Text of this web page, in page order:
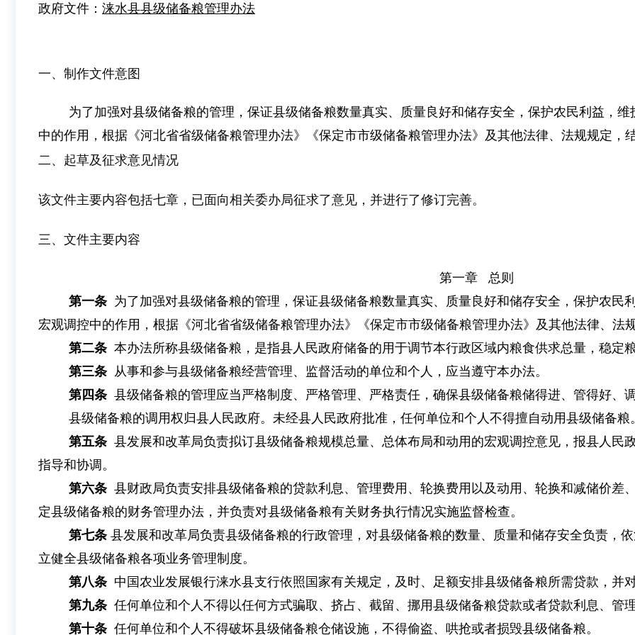
政府文件： 涞水县县级储备粮管理办法
一、制作文件意图
为了加强对县级储备粮的管理，保证县级储备粮数量真实、质量良好和储存安全，保护农民利益，
中的作用，根据《河北省省级储备粮管理办法》《保定市市级储备粮管理办法》及其他法律、法规规定，
二、起草及征求意见情况
该文件主要内容包括七章，已面向相关委办局征求了意见，并进行了修订完善。
三、文件主要内容
第一章 总则
第一条 为了加强对县级储备粮的管理，保证县级储备粮数量真实、质量良好和储存安全，保护农民
宏观调控中的作用，根据《河北省省级储备粮管理办法》《保定市市级储备粮管理办法》及其他法律、法
第二条 本办法所称县级储备粮，是指县人民政府储备的用于调节本行政区域内粮食供求总量，稳定
第三条 从事和参与县级储备粮经营管理、监督活动的单位和个人，应当遵守本办法。
第四条 县级储备粮的管理应当严格制度、严格管理、严格责任，确保县级储备粮储得进、管得好、
县级储备粮的调用权归县人民政府。未经县人民政府批准，任何单位和个人不得擅自动用县级储备粮
第五条 县发展和改革局负责拟订县级储备粮规模总量、总体布局和动用的宏观调控意见，报县人民
指导和协调。
第六条 县财政局负责安排县级储备粮的贷款利息、管理费用、轮换费用以及动用、轮换和减储价差
定县级储备粮的财务管理办法，并负责对县级储备粮有关财务执行情况实施监督检查。
第七条 县发展和改革局负责县级储备粮的行政管理，对县级储备粮的数量、质量和储存安全负责，
立健全县级储备粮各项业务管理制度。
第八条 中国农业发展银行涞水县支行依照国家有关规定，及时、足额安排县级储备粮所需贷款，并
第九条 任何单位和个人不得以任何方式骗取、挤占、截留、挪用县级储备粮贷款或者贷款利息、管
第十条 任何单位和个人不得破坏县级储备粮仓储设施，不得偷盗、哄抢或者损毁县级储备粮。